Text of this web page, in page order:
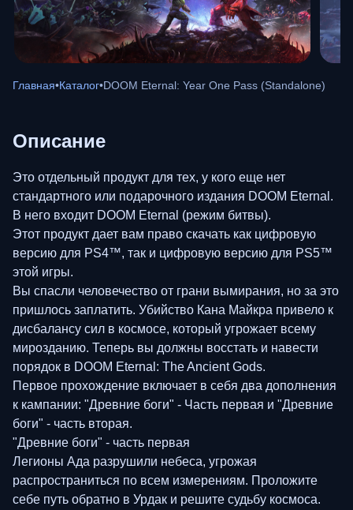
Главная•Каталог•DOOM Eternal: Year One Pass (Standalone)
Описание
Это отдельный продукт для тех, у кого еще нет
стандартного или подарочного издания DOOM Eternal.
В него входит DOOM Eternal (режим битвы).
Этот продукт дает вам право скачать как цифровую
версию для PS4™, так и цифровую версию для PS5™
этой игры.
Вы спасли человечество от грани вымирания, но за это
пришлось заплатить. Убийство Кана Майкра привело к
дисбалансу сил в космосе, который угрожает всему
мирозданию. Теперь вы должны восстать и навести
порядок в DOOM Eternal: The Ancient Gods.
Первое прохождение включает в себя два дополнения
к кампании: "Древние боги" - Часть первая и "Древние
боги" - часть вторая.
"Древние боги" - часть первая
Легионы Ада разрушили небеса, угрожая
распространиться по всем измерениям. Проложите
себе путь обратно в Урдак и решите судьбу космоса.